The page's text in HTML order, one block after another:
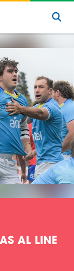
AL LINE